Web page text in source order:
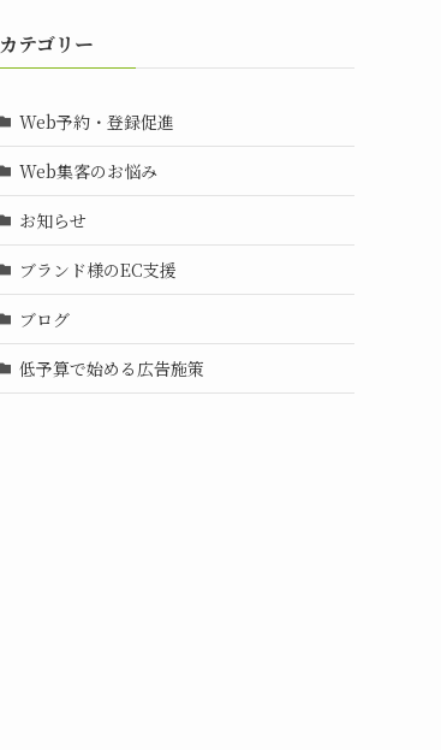
カテゴリー
Web予約・登録促進
Web集客のお悩み
お知らせ
ブランド様のEC支援
ブログ
低予算で始める広告施策